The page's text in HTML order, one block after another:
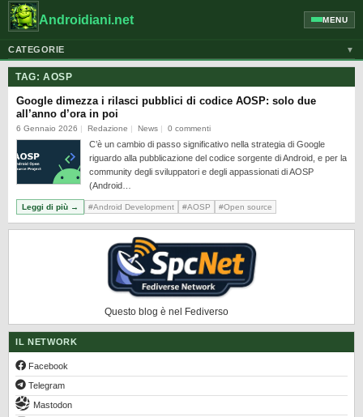
Androidiani.net MENU
CATEGORIE ▼
ALTRI DISPOSITIVI
CELLULARI
HONOR
MOTOROLA
POCO
PRIVACY
REALME
RUMORS
TAG: AOSP
Google dimezza i rilasci pubblici di codice AOSP: solo due
all’anno d’ora in poi
6 Gennaio 2026 Redazione News 0 commenti
C’è un cambio di passo significativo nella strategia di Google
riguardo alla pubblicazione del codice sorgente di Android, e per la
community degli sviluppatori e degli appassionati di AOSP
(Android…
Leggi di più → #Android Development #AOSP #Open source
Questo blog è nel Fediverso
IL NETWORK
Facebook
Telegram
Mastodon